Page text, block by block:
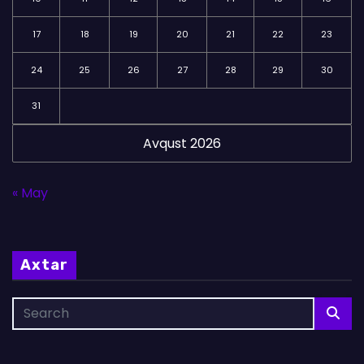
Avqust 2026
17 18 19 20 21 22 23
24 25 26 27 28 29 30
31
« May
Axtar